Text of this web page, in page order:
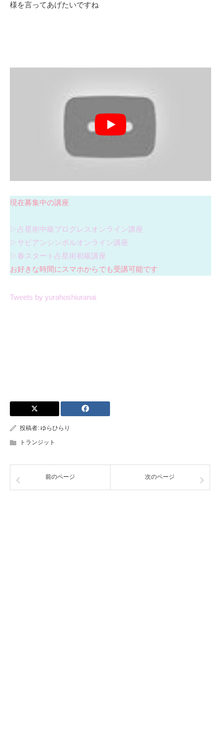
様を言ってあげたいですね
現在募集中の講座
▷占星術中級プログレスオンライン講座
▷サビアンシンボルオンライン講座
▷春スタート占星術初級講座
お好きな時間にスマホからでも受講可能です
Tweets by yurahoshiuranai
投稿者: ゆらひらり
トランジット
前のページ 次のページ